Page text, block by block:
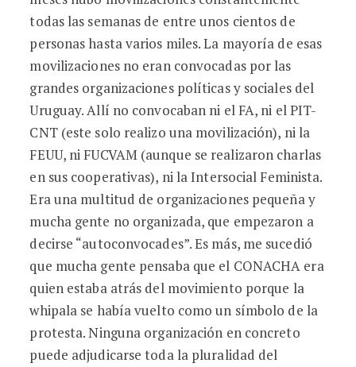
todas las semanas de entre unos cientos de
personas hasta varios miles. La mayoría de esas
movilizaciones no eran convocadas por las
grandes organizaciones políticas y sociales del
Uruguay. Allí no convocaban ni el FA, ni el PIT-
CNT (este solo realizo una movilización), ni la
FEUU, ni FUCVAM (aunque se realizaron charlas
en sus cooperativas), ni la Intersocial Feminista.
Era una multitud de organizaciones pequeña y
mucha gente no organizada, que empezaron a
decirse “autoconvocades”. Es más, me sucedió
que mucha gente pensaba que el CONACHA era
quien estaba atrás del movimiento porque la
whipala se había vuelto como un símbolo de la
protesta. Ninguna organización en concreto
puede adjudicarse toda la pluralidad del